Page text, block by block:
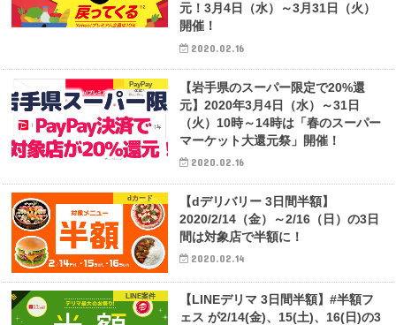
元！3月4日（水）～3月31日（火）
開催！
2020.02.16
PayPay
【岩手県のスーパー限定で20%還
元】2020年3月4日（水）～31日
（火）10時～14時は「春のスーパー
マーケット大還元祭」開催！
2020.02.16
dカード
【dデリバリー 3日間半額】
2020/2/14（金）～2/16（日）の3日
間は対象店で半額に！
2020.02.14
LINE案件
【LINEデリマ 3日間半額】#半額フ
ェス が2/14(金)、15(土)、16(日)の3